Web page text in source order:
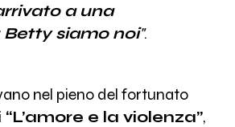
a una
siamo noi".
nel pieno del fortunato
e la violenza”,